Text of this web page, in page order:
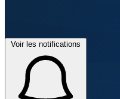
Voir les notifications